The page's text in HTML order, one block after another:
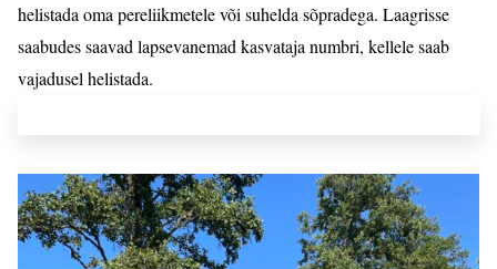
helistada oma pereliikmetele või suhelda sõpradega. Laagrisse
saabudes saavad lapsevanemad kasvataja numbri, kellele saab
vajadusel helistada.